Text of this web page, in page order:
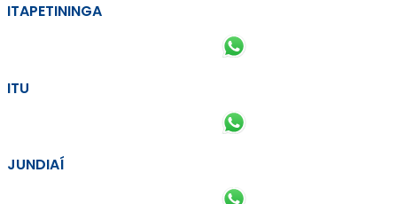
ITAPETININGA
ITU
JUNDIAÍ